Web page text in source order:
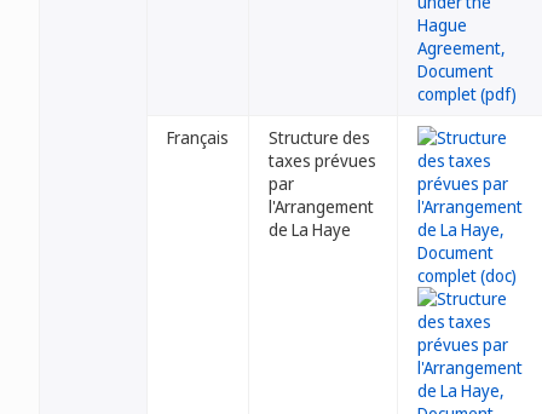
Français
Structure des
taxes prévues
par
l'Arrangement
de La Haye